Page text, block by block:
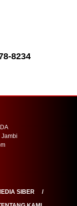
8234
SIBER
KAMI